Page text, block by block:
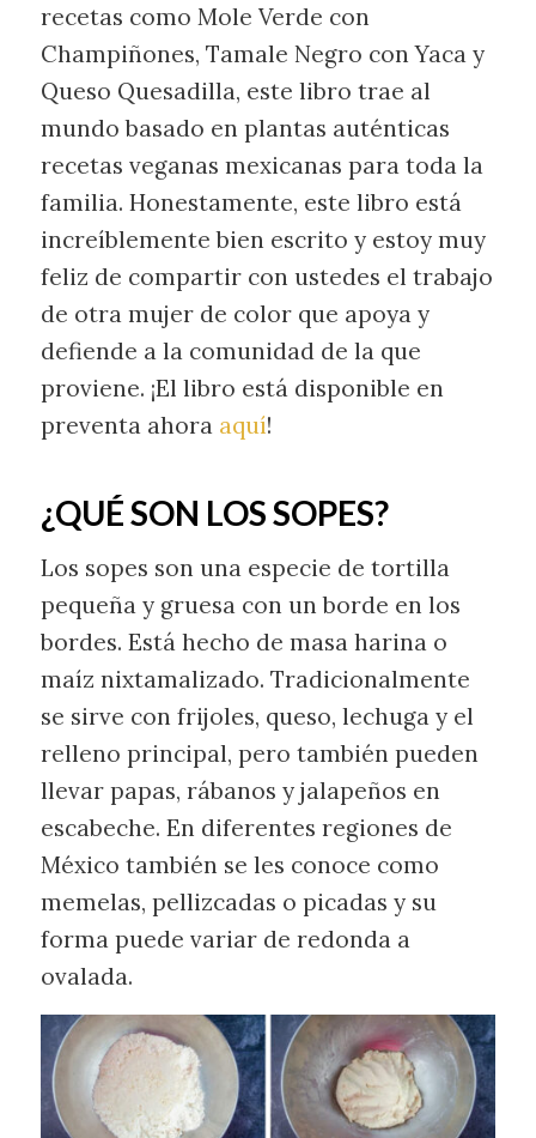
recetas como Mole Verde con
Champiñones, Tamale Negro con Yaca y
Queso Quesadilla, este libro trae al
mundo basado en plantas auténticas
recetas veganas mexicanas para toda la
familia. Honestamente, este libro está
increíblemente bien escrito y estoy muy
feliz de compartir con ustedes el trabajo
de otra mujer de color que apoya y
defiende a la comunidad de la que
proviene. ¡El libro está disponible en
preventa ahora aquí!
¿QUÉ SON LOS SOPES?
Los sopes son una especie de tortilla
pequeña y gruesa con un borde en los
bordes. Está hecho de masa harina o
maíz nixtamalizado. Tradicionalmente
se sirve con frijoles, queso, lechuga y el
relleno principal, pero también pueden
llevar papas, rábanos y jalapeños en
escabeche. En diferentes regiones de
México también se les conoce como
memelas, pellizcadas o picadas y su
forma puede variar de redonda a
ovalada.